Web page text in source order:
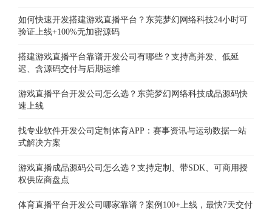
如何快速开发搭建游戏直播平台？东莞梦幻网络科技24小时可
验证上线+100%无加密源码
搭建游戏直播平台靠谱开发公司有哪些？支持高并发、低延
迟、含源码交付与后期运维
游戏直播平台开发公司怎么选？东莞梦幻网络科技成品源码快
速上线
找专业软件开发公司定制体育APP：赛事资讯与运动数据一站
式解决方案
游戏直播成品源码公司怎么选？支持定制、带SDK、可商用授
权供应商盘点
体育直播平台开发公司哪家靠谱？案例100+上线，最快7天交付